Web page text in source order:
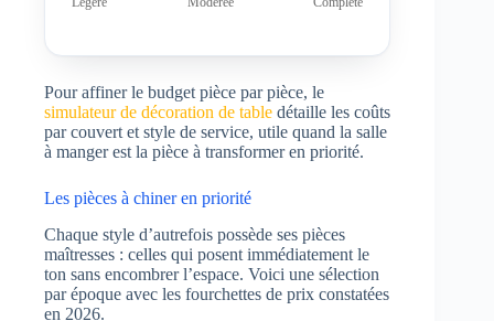
Pour affiner le budget pièce par pièce, le
simulateur de décoration de table détaille les coûts
par couvert et style de service, utile quand la salle
à manger est la pièce à transformer en priorité.
Les pièces à chiner en priorité
Chaque style d’autrefois possède ses pièces
maîtresses : celles qui posent immédiatement le
ton sans encombrer l’espace. Voici une sélection
par époque avec les fourchettes de prix constatées
en 2026.